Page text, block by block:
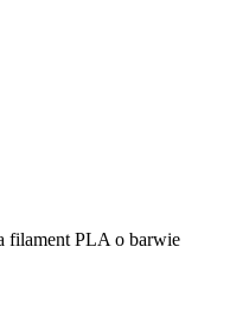
filament PLA o barwie